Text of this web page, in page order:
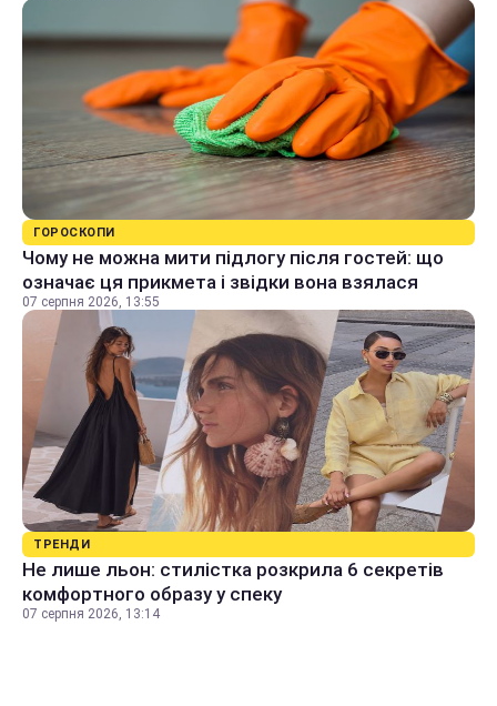
ГОРОСКОПИ
Чому не можна мити підлогу після гостей: що
означає ця прикмета і звідки вона взялася
07 серпня 2026, 13:55
ТРЕНДИ
Не лише льон: стилістка розкрила 6 секретів
комфортного образу у спеку
07 серпня 2026, 13:14